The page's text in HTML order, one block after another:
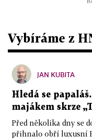
Vybíráme z
JAN KUBITA
Hledá se
majákem skrze
Před několika dny se
přihnalo obří luxusní